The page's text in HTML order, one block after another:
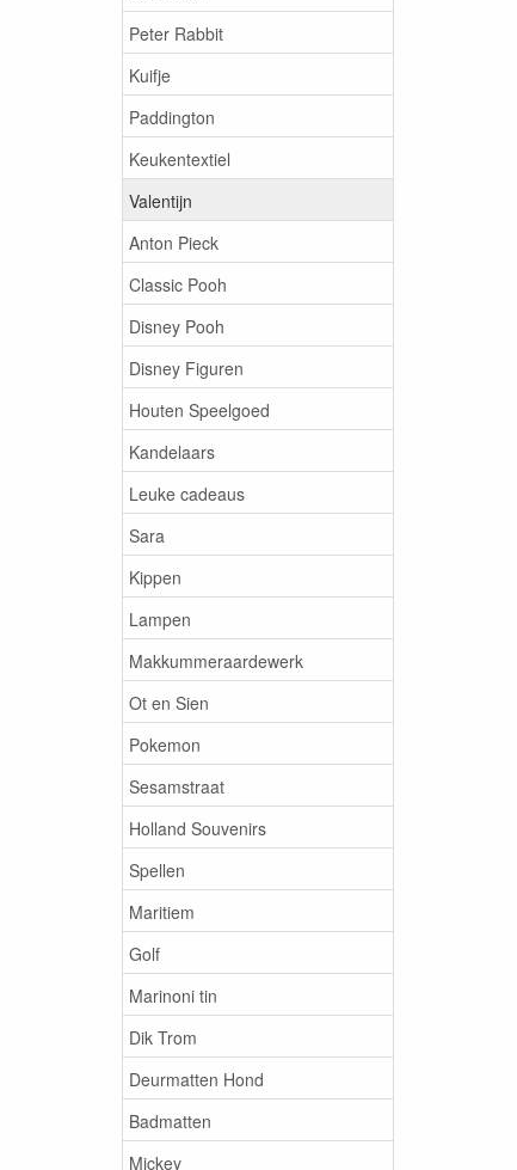
Peter Rabbit
Kuifje
Paddington
Keukentextiel
Valentijn
Anton Pieck
Classic Pooh
Disney Pooh
Disney Figuren
Houten Speelgoed
Kandelaars
Leuke cadeaus
Sara
Kippen
Lampen
Makkummeraardewerk
Ot en Sien
Pokemon
Sesamstraat
Holland Souvenirs
Spellen
Maritiem
Golf
Marinoni tin
Dik Trom
Deurmatten Hond
Badmatten
Mickey